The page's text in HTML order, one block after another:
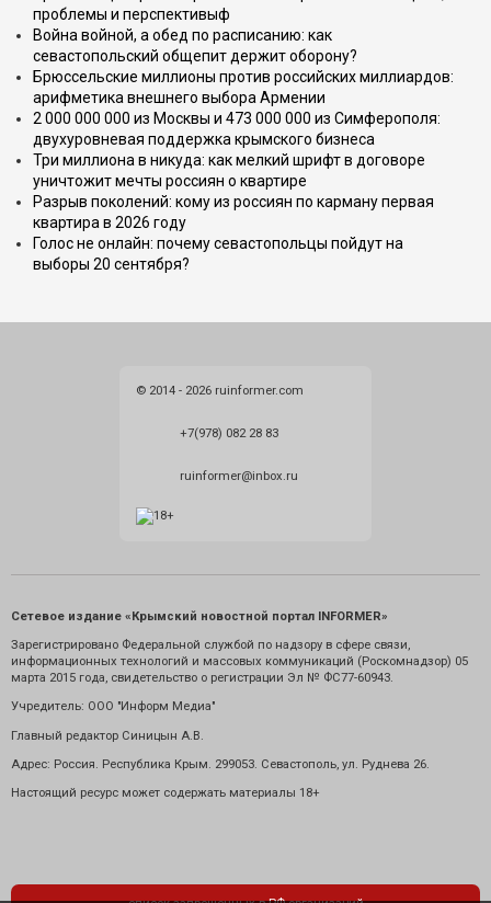
проблемы и перспективыф
Война войной, а обед по расписанию: как
севастопольский общепит держит оборону?
Брюссельские миллионы против российских миллиардов:
арифметика внешнего выбора Армении
2 000 000 000 из Москвы и 473 000 000 из Симферополя:
двухуровневая поддержка крымского бизнеса
Три миллиона в никуда: как мелкий шрифт в договоре
уничтожит мечты россиян о квартире
Разрыв поколений: кому из россиян по карману первая
квартира в 2026 году
Голос не онлайн: почему севастопольцы пойдут на
выборы 20 сентября?
© 2014 - 2026 ruinformer.com
+7(978) 082 28 83
ruinformer@inbox.ru
Сетевое издание «Крымский новостной портал INFORMER»
Зарегистрировано Федеральной службой по надзору в сфере связи,
информационных технологий и массовых коммуникаций (Роскомнадзор) 05
марта 2015 года, свидетельство о регистрации Эл № ФС77-60943.
Учредитель: ООО "Информ Медиа"
Главный редактор Синицын А.В.
Адрес: Россия. Республика Крым. 299053. Севастополь, ул. Руднева 26.
Настоящий ресурс может содержать материалы 18+